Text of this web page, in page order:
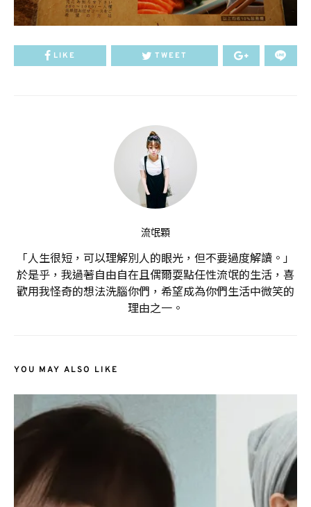
LIKE TWEET
流氓顆
「人生很短，可以理解別人的眼光，但不要過度解讀。」
於是乎，我過著自由自在且偶爾耍點任性流氓的生活，喜
歡用我怪奇的想法洗腦你們，希望成為你們生活中微笑的
理由之一。
YOU MAY ALSO LIKE